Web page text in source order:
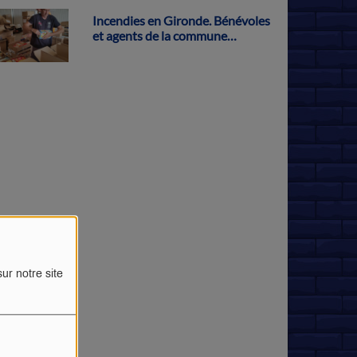
notre site
Incendies en Gironde. Bénévoles
et agents de la commune